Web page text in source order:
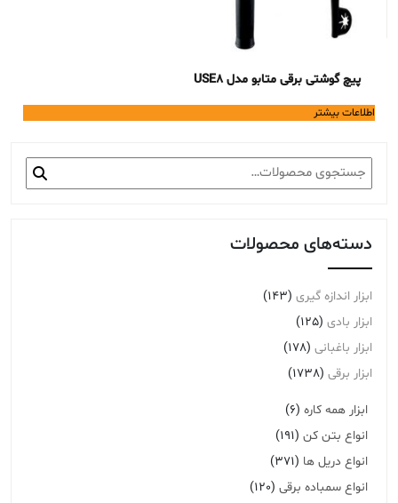
پیچ گوشتی برقی متابو مدل USE8
اطلاعات بیشتر
جستجو
برای:
دسته‌های محصولات
ابزار اندازه گیری (143)
ابزار بادی (125)
ابزار باغبانی (178)
ابزار برقی (1738)
ابزار همه کاره (6)
انواع بتن کن (191)
انواع دریل ها (371)
انواع سمباده برقی (120)